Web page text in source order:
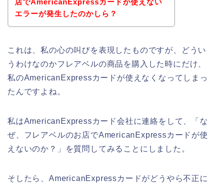
店でAmericanExpressカードが使えない
エラーが発生したのかしら？
これは、私の心の叫びを表現したものですが、どうい
うわけなのかフレアベルの商品を購入した時にだけ、
私のAmericanExpressカードが使えなくなってしまっ
たんですよね。
私はAmericanExpressカード会社に連絡をして、「な
ぜ、フレアベルのお店でAmericanExpressカードが使
えないのか？」を質問してみることにしました。
そしたら、AmericanExpressカードがどうやら不正に